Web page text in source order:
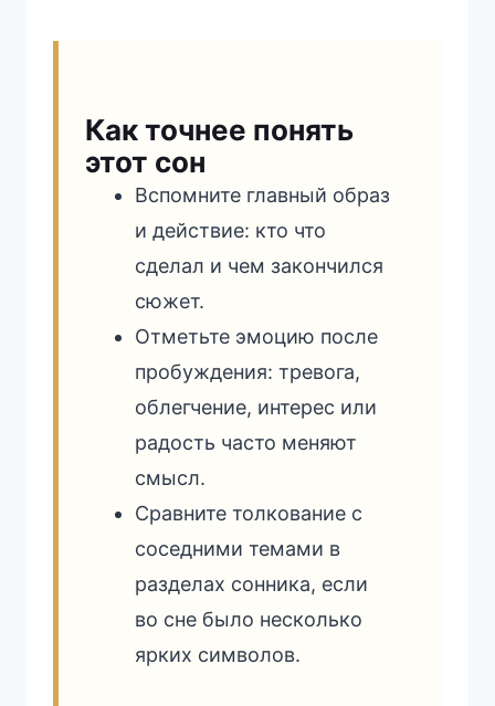
Как точнее понять
этот сон
Вспомните главный образ
и действие: кто что
сделал и чем закончился
сюжет.
Отметьте эмоцию после
пробуждения: тревога,
облегчение, интерес или
радость часто меняют
смысл.
Сравните толкование с
соседними темами в
разделах сонника, если
во сне было несколько
ярких символов.